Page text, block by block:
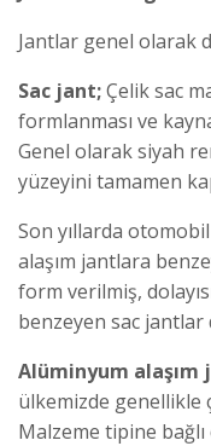
Jantlar genel olarak
Sac jant;Çelik sac
formlanması ve
Genel olarak siyah
yüzeyini tamamen
Son yıllarda
alaşım jantlara
form verilmiş,
benzeyen sac jantlar
Alüminyum alaşım
ülkemizde genellikle
Malzeme tipine